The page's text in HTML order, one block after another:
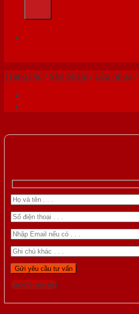
Trang chủ /Sản phẩm /Cửa nhựa /
Gọi 0976.169.864